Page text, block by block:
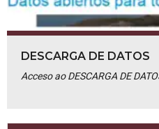
DESCARGA DE DATOS
Acceso ao DESCARGA DE